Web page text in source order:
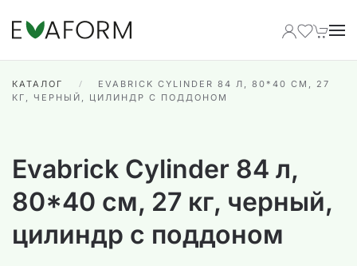
КАТАЛОГ
EVABRICK CYLINDER 84 Л, 80*40 СМ, 27
КГ, ЧЕРНЫЙ, ЦИЛИНДР С ПОДДОНОМ
Evabrick Cylinder 84 л,
80*40 см, 27 кг, черный,
цилиндр с поддоном